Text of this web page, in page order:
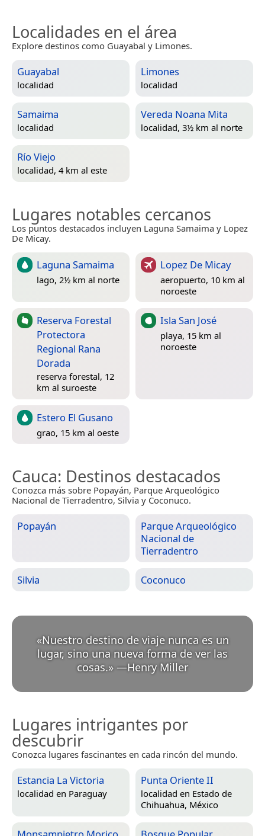
Localidades en el área
Explore destinos como Guayabal y Limones.
Guayabal
localidad
Limones
localidad
Samaima
localidad
Vereda Noana Mita
localidad, 3½ km al norte
Río Viejo
localidad, 4 km al este
Lugares notables cercanos
Los puntos destacados incluyen Laguna Samaima y Lopez
De Micay.
Laguna Samaima
lago, 2½ km al norte
Lopez De Micay
aeropuerto, 10 km al
noroeste
Reserva Forestal
Protectora
Regional Rana
Dorada
reserva forestal, 12
km al suroeste
Isla San José
playa, 15 km al
noroeste
Estero El Gusano
grao, 15 km al oeste
Cauca: Destinos destacados
Conozca más sobre Popayán, Parque Arqueológico
Nacional de Tierradentro, Silvia y Coconuco.
Popayán
Parque Arqueológico
Nacional de
Tierradentro
Silvia Coconuco
«Nuestro destino de viaje nunca es un
lugar, sino una nueva forma de ver las
cosas.» —Henry Miller
Lugares intrigantes por
descubrir
Conozca lugares fascinantes en cada rincón del mundo.
Estancia La Victoria
localidad en Paraguay
Punta Oriente II
localidad en Estado de
Chihuahua, México